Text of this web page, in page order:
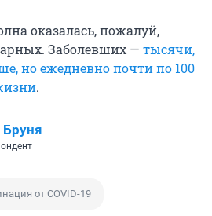
оказалась, пожалуй,
Заболевших — тысячи,
но ежедневно почти по 100
.
Бруня
от COVID-19